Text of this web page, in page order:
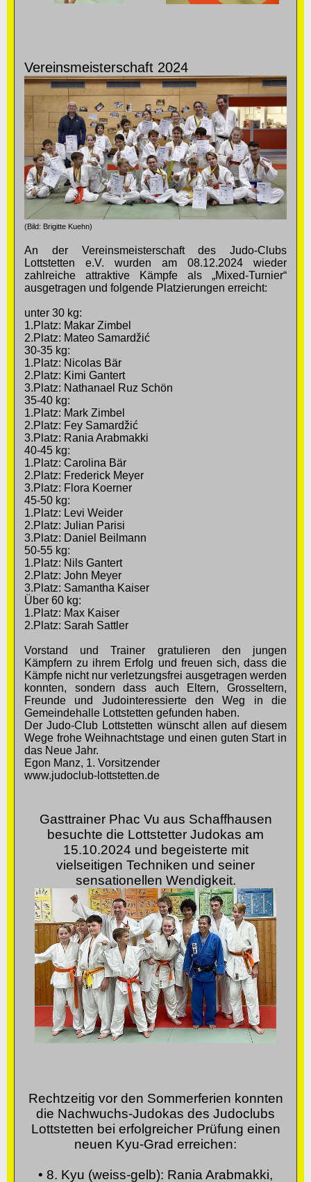
Vereinsmeisterschaft 2024
(Bild: Brigitte Kuehn)
An der Vereinsmeisterschaft des Judo-Clubs
Lottstetten e.V. wurden am 08.12.2024 wieder
zahlreiche attraktive Kämpfe als „Mixed-Turnier“
ausgetragen und folgende Platzierungen erreicht:
unter 30 kg:
1.Platz: Makar Zimbel
2.Platz: Mateo Samardžić
30-35 kg:
1.Platz: Nicolas Bär
2.Platz: Kimi Gantert
3.Platz: Nathanael Ruz Schön
35-40 kg:
1.Platz: Mark Zimbel
2.Platz: Fey Samardžić
3.Platz: Rania Arabmakki
40-45 kg:
1.Platz: Carolina Bär
2.Platz: Frederick Meyer
3.Platz: Flora Koerner
45-50 kg:
1.Platz: Levi Weider
2.Platz: Julian Parisi
3.Platz: Daniel Beilmann
50-55 kg:
1.Platz: Nils Gantert
2.Platz: John Meyer
3.Platz: Samantha Kaiser
Über 60 kg:
1.Platz: Max Kaiser
2.Platz: Sarah Sattler
Vorstand und Trainer gratulieren den jungen
Kämpfern zu ihrem Erfolg und freuen sich, dass die
Kämpfe nicht nur verletzungsfrei ausgetragen werden
konnten, sondern dass auch Eltern, Grosseltern,
Freunde und Judointeressierte den Weg in die
Gemeindehalle Lottstetten gefunden haben.
Der Judo-Club Lottstetten wünscht allen auf diesem
Wege frohe Weihnachtstage und einen guten Start in
das Neue Jahr.
Egon Manz, 1. Vorsitzender
www.judoclub-lottstetten.de
Gasttrainer Phac Vu aus Schaffhausen
besuchte die Lottstetter Judokas am
15.10.2024 und begeisterte mit
vielseitigen Techniken und seiner
sensationellen Wendigkeit.
Rechtzeitig vor den Sommerferien konnten
die Nachwuchs-Judokas des Judoclubs
Lottstetten bei erfolgreicher Prüfung einen
neuen Kyu-Grad erreichen:
• 8. Kyu (weiss-gelb): Rania Arabmakki,